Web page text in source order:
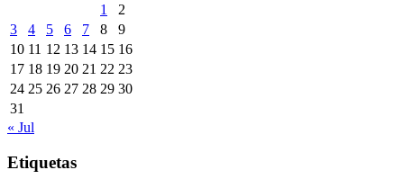
1
2
3
4 5 6 7 8
9
10 11 12 13 14 15 16
17 18 19 20 21 22 23
24 25 26 27 28 29 30
31
« Jul
Etiquetas